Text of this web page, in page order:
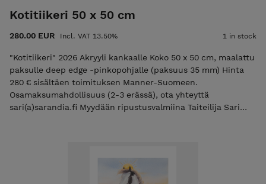
Kotitiikeri 50 x 50 cm
280.00 EUR Incl. VAT 13.50% 1 in stock
"Kotitiikeri" 2026 Akryyli kankaalle Koko 50 x 50 cm, maalattu
paksulle deep edge -pinkopohjalle (paksuus 35 mm) Hinta
280 € sisältäen toimituksen Manner-Suomeen.
Osamaksumahdollisuus (2-3 erässä), ota yhteyttä
sari(a)sarandia.fi Myydään ripustusvalmiina Taiteilija Sari